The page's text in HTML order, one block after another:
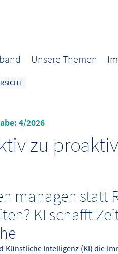
Unsere Themen
4/2026
zu proaktiv
managen statt
KI schafft
Künstliche Intelligenz (KI) die